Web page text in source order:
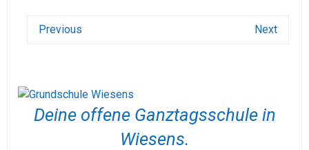
Previous Next
Deine offene Ganztagsschule in
Wiesens.